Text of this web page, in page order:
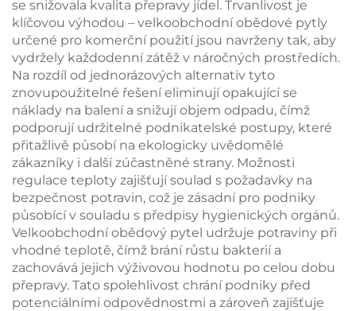
se snižovala kvalita přepravy jídel. Trvanlivost je
klíčovou výhodou – velkoobchodní obědové pytly
určené pro komerční použití jsou navrženy tak, aby
vydržely každodenní zátěž v náročných prostředích.
Na rozdíl od jednorázových alternativ tyto
znovupoužitelné řešení eliminují opakující se
náklady na balení a snižují objem odpadu, čímž
podporují udržitelné podnikatelské postupy, které
přitažlivě působí na ekologicky uvědomělé
zákazníky i další zúčastněné strany. Možnosti
regulace teploty zajišťují soulad s požadavky na
bezpečnost potravin, což je zásadní pro podniky
působící v souladu s předpisy hygienických orgánů.
Velkoobchodní obědový pytel udržuje potraviny při
vhodné teplotě, čímž brání růstu bakterií a
zachovává jejich výživovou hodnotu po celou dobu
přepravy. Tato spolehlivost chrání podniky před
potenciálními odpovědnostmi a zároveň zajišťuje